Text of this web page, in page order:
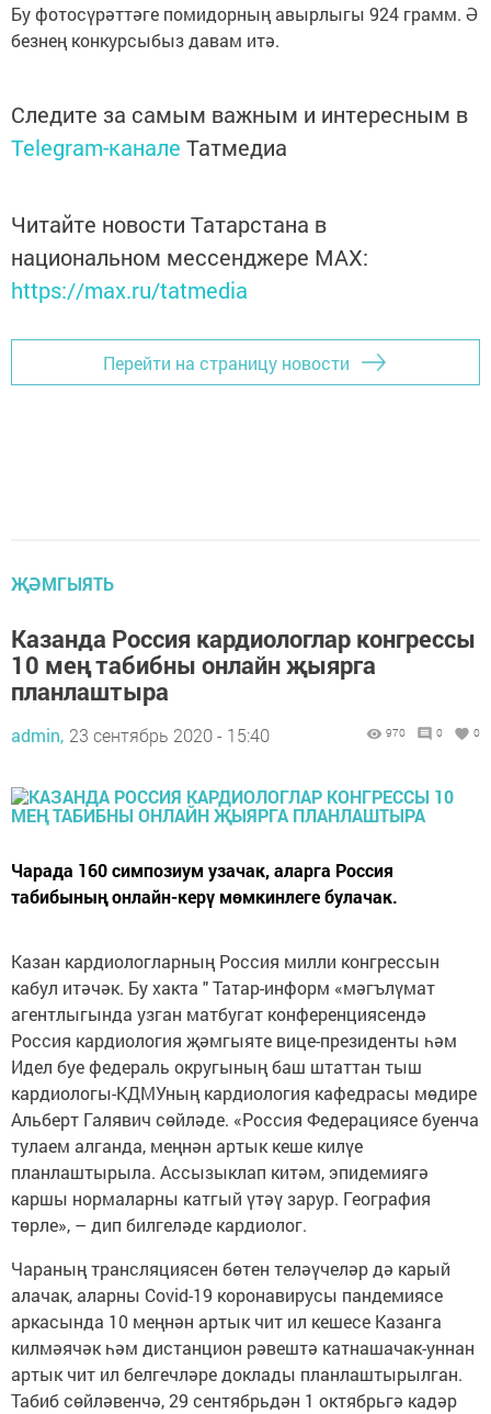
Бу фотосүрәттәге помидорның авырлыгы 924 грамм. Ә
безнең конкурсыбыз давам итә.
Следите за самым важным и интересным в
Telegram-канале Татмедиа
Читайте новости Татарстана в
национальном мессенджере MАХ:
https://max.ru/tatmedia
Перейти на страницу новости
ҖӘМГЫЯТЬ
Казанда Россия кардиологлар конгрессы
10 мең табибны онлайн җыярга
планлаштыра
admin, 23 сентябрь 2020 - 15:40 970 0 0
Чарада 160 симпозиум узачак, аларга Россия
табибының онлайн-керү мөмкинлеге булачак.
Казан кардиологларның Россия милли конгрессын
кабул итәчәк. Бу хакта " Татар-информ «мәгълүмат
агентлыгында узган матбугат конференциясендә
Россия кардиология җәмгыяте вице-президенты һәм
Идел буе федераль округының баш штаттан тыш
кардиологы-КДМУның кардиология кафедрасы мөдире
Альберт Галявич сөйләде. «Россия Федерациясе буенча
тулаем алганда, меңнән артык кеше килүе
планлаштырыла. Ассызыклап китәм, эпидемиягә
каршы нормаларны катгый үтәү зарур. География
төрле», – дип билгеләде кардиолог.
Чараның трансляциясен бөтен теләүчеләр дә карый
алачак, аларны Covid-19 коронавирусы пандемиясе
аркасында 10 меңнән артык чит ил кешесе Казанга
килмәячәк һәм дистанцион рәвештә катнашачак-уннан
артык чит ил белгечләре доклады планлаштырылган.
Табиб сөйләвенчә, 29 сентябрьдән 1 октябрьгә кадәр